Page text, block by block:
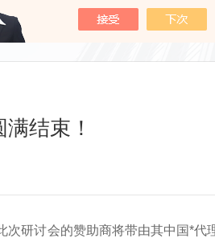
当前位置：首页 新
结束！
次研讨会的赞助商将带由其中国*代